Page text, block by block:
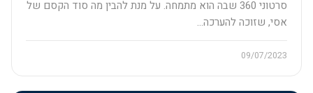
סרטוני 360 שבה הוא מתמחה. על מנת להבין מה סוד הקסם של
אסי, שזוכה להערכה…
09/07/2023